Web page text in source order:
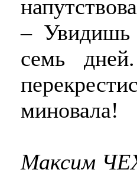
– Увидишь
семь
миновала!
Максим